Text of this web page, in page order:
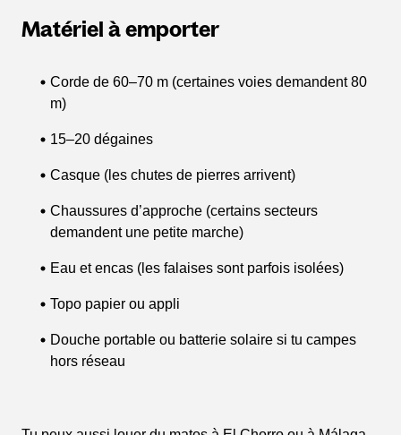
Matériel à emporter
Corde de 60–70 m (certaines voies demandent 80
m)
15–20 dégaines
Casque (les chutes de pierres arrivent)
Chaussures d’approche (certains secteurs
demandent une petite marche)
Eau et encas (les falaises sont parfois isolées)
Topo papier ou appli
Douche portable ou batterie solaire si tu campes
hors réseau